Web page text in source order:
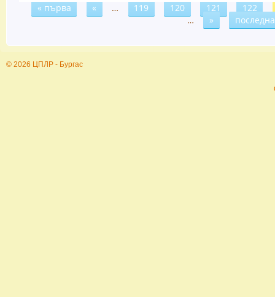
Страници
« първа « … 119 120 121
122
…
»
© 2026 ЦПЛР - Бургас